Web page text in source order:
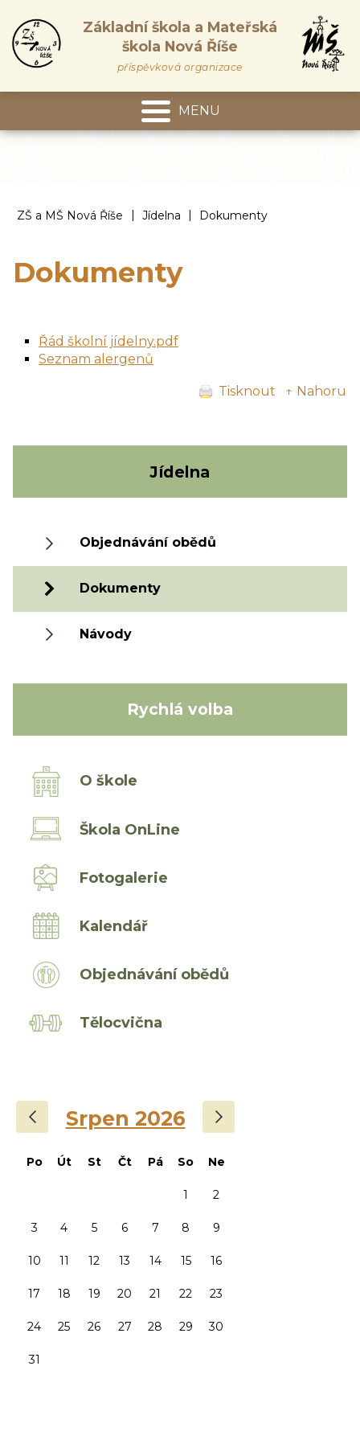
Základní škola a Mateřská
škola Nová Říše
příspěvková organizace
MENU
ZŠ a MŠ Nová Říše | Jídelna | Dokumenty
Dokumenty
Řád školní jídelny.pdf
Seznam alergenů
Tisknout ↑ Nahoru
Jídelna
Objednávání obědů
Dokumenty
Návody
Rychlá volba
O škole
Škola OnLine
Fotogalerie
Kalendář
Objednávání obědů
Tělocvična
Srpen 2026
Po Út St Čt Pá So Ne
1 2
3 4 5 6 7 8 9
10 11 12 13 14 15 16
17 18 19 20 21 22 23
24 25 26 27 28 29 30
31